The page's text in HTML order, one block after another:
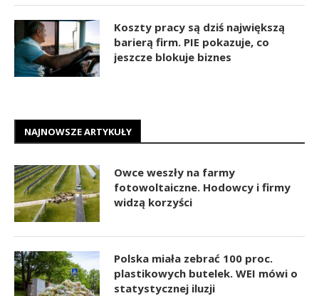
Koszty pracy są dziś największą
barierą firm. PIE pokazuje, co
jeszcze blokuje biznes
NAJNOWSZE ARTYKUŁY
Owce weszły na farmy
fotowoltaiczne. Hodowcy i firmy
widzą korzyści
Polska miała zebrać 100 proc.
plastikowych butelek. WEI mówi o
statystycznej iluzji